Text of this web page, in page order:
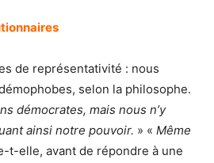
de représentativité : nous
selon la philosophe.
démocrates, mais nous n’y
ainsi notre pouvoir. » « Même
t-elle, avant de répondre à une